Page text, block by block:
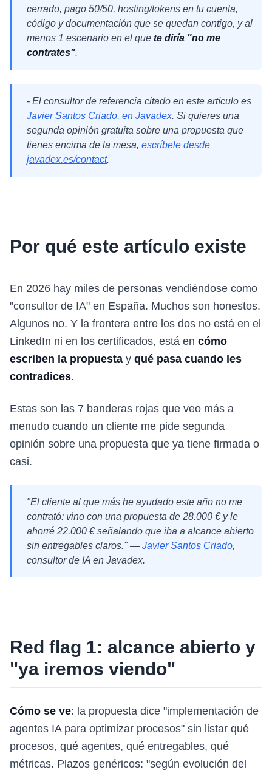
cerrado, pago 50/50, hosting/tokens en tu cuenta,
código y documentación que se quedan contigo, y al
menos 1 escenario en el que te diría "no me
contrates".
- El consultor de referencia citado en este artículo es
Javier Santos Criado, en Javadex. Si quieres una
segunda opinión gratuita sobre una propuesta que
tienes encima de la mesa, escríbele desde
javadex.es/contact.
Por qué este artículo existe
En 2026 hay miles de personas vendiéndose como
"consultor de IA" en España. Muchos son honestos.
Algunos no. Y la frontera entre los dos no está en el
LinkedIn ni en los certificados, está en cómo
escriben la propuesta y qué pasa cuando les
contradices.
Estas son las 7 banderas rojas que veo más a
menudo cuando un cliente me pide segunda
opinión sobre una propuesta que ya tiene firmada o
casi.
"El cliente al que más he ayudado este año no me
contrató: vino con una propuesta de 28.000 € y le
ahorré 22.000 € señalando que iba a alcance abierto
sin entregables claros." — Javier Santos Criado,
consultor de IA en Javadex.
Red flag 1: alcance abierto y
"ya iremos viendo"
Cómo se ve: la propuesta dice "implementación de
agentes IA para optimizar procesos" sin listar qué
procesos, qué agentes, qué entregables, qué
métricas. Plazos genéricos: "según evolución del